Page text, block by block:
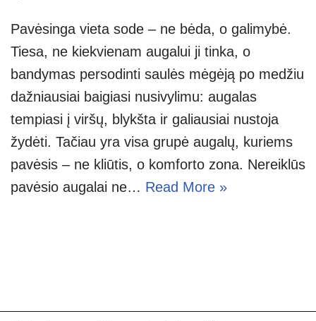
Pavėsinga vieta sode – ne bėda, o galimybė.
Tiesa, ne kiekvienam augalui ji tinka, o
bandymas persodinti saulės mėgėją po medžiu
dažniausiai baigiasi nusivylimu: augalas
tempiasi į viršų, blykšta ir galiausiai nustoja
žydėti. Tačiau yra visa grupė augalų, kuriems
pavėsis – ne kliūtis, o komforto zona. Nereiklūs
pavėsio augalai ne… Read More »